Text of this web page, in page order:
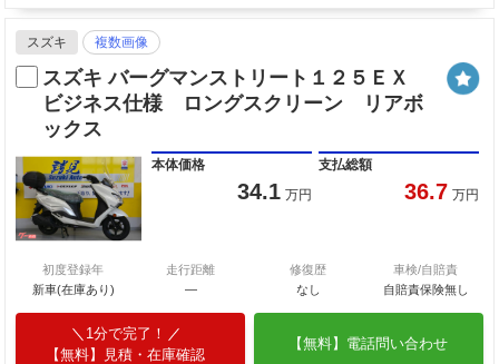
スズキ 複数画像
スズキ バーグマンストリート１２５ＥＸ
ビジネス仕様 ロングスクリーン リアボ
ックス
本体価格
34.1 万円
支払総額
36.7 万円
初度登録年
新車(在庫あり)
走行距離
―
修復歴
なし
車検/自賠責
自賠責保険無し
1分で完了！
【無料】見積・在庫確認
【無料】電話問い合わせ